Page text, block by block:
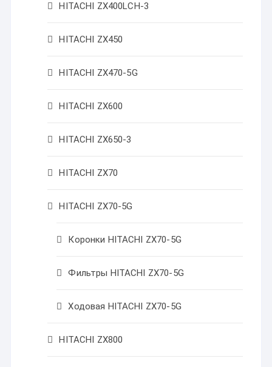
HITACHI ZX400LCH-3
HITACHI ZX450
HITACHI ZX470-5G
HITACHI ZX600
HITACHI ZX650-3
HITACHI ZX70
HITACHI ZX70-5G
Коронки HITACHI ZX70-5G
Фильтры HITACHI ZX70-5G
Ходовая HITACHI ZX70-5G
HITACHI ZX800